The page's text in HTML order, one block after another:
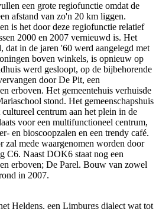
een grote regiofunctie omdat de
afstand van zo'n 20 km liggen.
is het door deze regiofunctie relatief
2000 en 2007 vernieuwd is. Het
dat in de jaren '60 werd aangelegd met
boven winkels, is opnieuw op
werd gesloopt, op de bijbehorende
door De Pit, een
erboven. Het gemeentehuis verhuisde
stond. Het gemeenschapshuis
centrum aan het plein in de
voor een multifunctioneel centrum,
en bioscoopzalen en een trendy café.
zal mede waargenomen worden door
C6. Naast DOK6 staat nog een
erboven; De Parel. Bouw van zowel
in 2007.
Heldens, een Limburgs dialect wat tot